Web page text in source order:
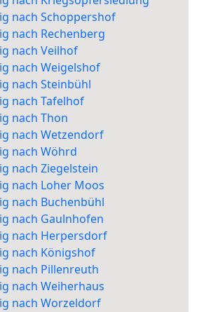
nach Schoppershof
nach Rechenberg
nach Veilhof
nach Weigelshof
nach Steinbühl
nach Tafelhof
nach Thon
nach Wetzendorf
nach Wöhrd
nach Ziegelstein
nach Loher Moos
nach Buchenbühl
nach Gaulnhofen
nach Herpersdorf
nach Königshof
nach Pillenreuth
nach Weiherhaus
nach Worzeldorf